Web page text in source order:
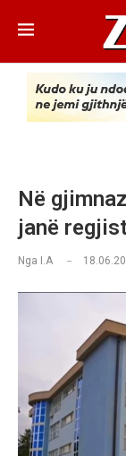
Në
janë
Nga I.A